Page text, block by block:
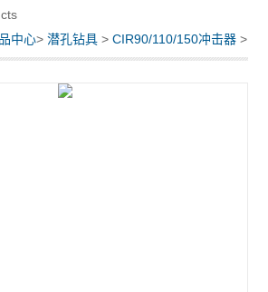
中心>潜孔钻具 >CIR90/110/150冲击器 >
头钎柄